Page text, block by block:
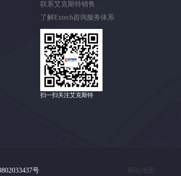
联系艾克斯特销售
了解Extech咨询服务体系
扫一扫关注艾克斯特
号 网站地图